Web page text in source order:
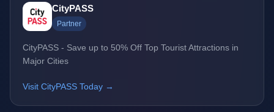
CityPASS
Partner
CityPASS - Save up to 50% Off Top Tourist Attractions in
Major Cities
Visit CityPASS Today →